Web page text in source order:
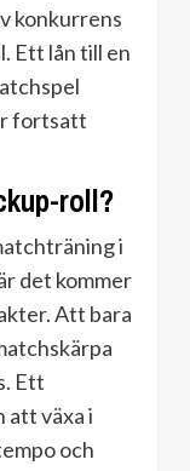
konkurrens
Ett lån till en
fortsatt
roll?
i
det kommer
Att bara
Ett
att växa i
och